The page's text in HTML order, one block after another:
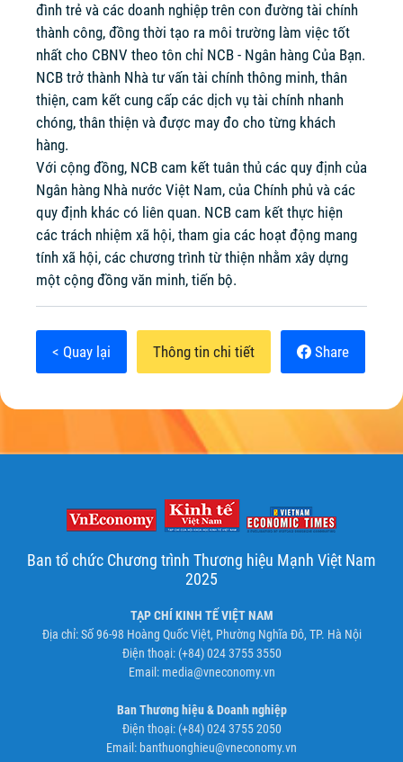
đình trẻ và các doanh nghiệp trên con đường tài chính
thành công, đồng thời tạo ra môi trường làm việc tốt
nhất cho CBNV theo tôn chỉ NCB - Ngân hàng Của Bạn.
NCB trở thành Nhà tư vấn tài chính thông minh, thân
thiện, cam kết cung cấp các dịch vụ tài chính nhanh
chóng, thân thiện và được may đo cho từng khách
hàng.
Với cộng đồng, NCB cam kết tuân thủ các quy định của
Ngân hàng Nhà nước Việt Nam, của Chính phủ và các
quy định khác có liên quan. NCB cam kết thực hiện
các trách nhiệm xã hội, tham gia các hoạt động mang
tính xã hội, các chương trình từ thiện nhằm xây dựng
một cộng đồng văn minh, tiến bộ.
< Quay lại Thông tin chi tiết Share
Ban tổ chức Chương trình Thương hiệu Mạnh Việt Nam
2025
TẠP CHÍ KINH TẾ VIỆT NAM
Địa chỉ: Số 96-98 Hoàng Quốc Việt, Phường Nghĩa Đô, TP. Hà Nội
Điện thoại: (+84) 024 3755 3550
Email: media@vneconomy.vn
Ban Thương hiệu & Doanh nghiệp
Điện thoại: (+84) 024 3755 2050
Email: banthuonghieu@vneconomy.vn